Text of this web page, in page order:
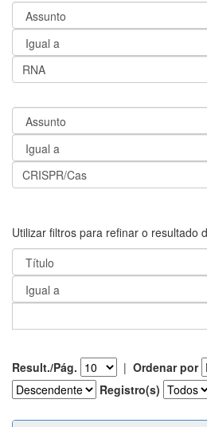
Utilizar filtros para refinar o resultado
Result./Pág. | Ordenar por
Registro(s)